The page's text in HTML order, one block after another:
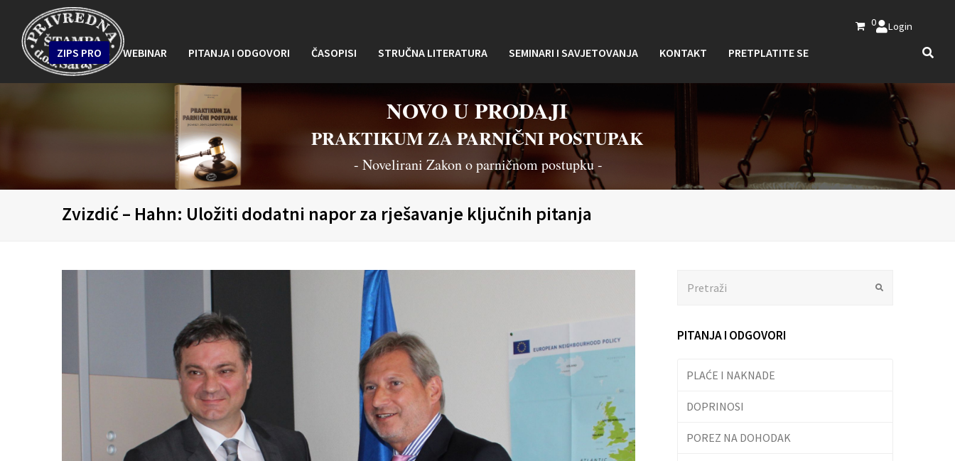
0 Login
ZIPS PRO WEBINAR PITANJA I ODGOVORI ČASOPISI STRUČNA LITERATURA SEMINARI I SAVJETOVANJA KONTAKT PRETPLATITE SE
NOVO U PRODAJI
PRAKTIKUM ZA PARNIČNI POSTUPAK
- Novelirani Zakon o parničnom postupku -
Zvizdić – Hahn: Uložiti dodatni napor za rješavanje ključnih pitanja
PITANJA I ODGOVORI
PLAĆE I NAKNADE
DOPRINOSI
POREZ NA DOHODAK